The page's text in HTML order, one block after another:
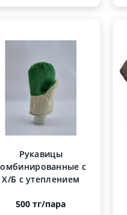
Рукавицы
с
Х/Б с утеплением
500 тг/пара